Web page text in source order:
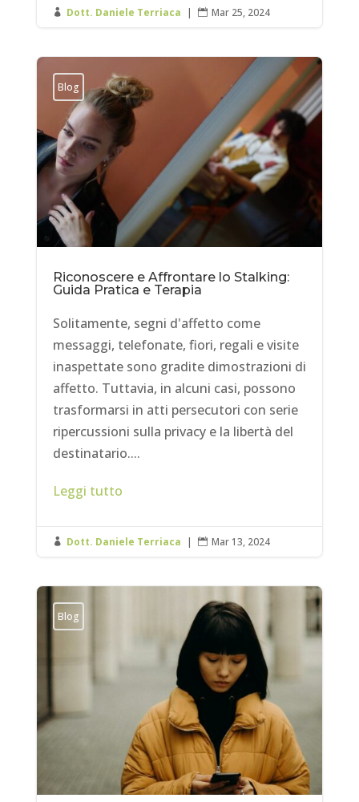
 Dott. Daniele Terriaca |  Mar 25, 2024
Blog
Riconoscere e Affrontare lo Stalking:
Guida Pratica e Terapia
Solitamente, segni d'affetto come
messaggi, telefonate, fiori, regali e visite
inaspettate sono gradite dimostrazioni di
affetto. Tuttavia, in alcuni casi, possono
trasformarsi in atti persecutori con serie
ripercussioni sulla privacy e la libertà del
destinatario....
Leggi tutto
 Dott. Daniele Terriaca |  Mar 13, 2024
Blog